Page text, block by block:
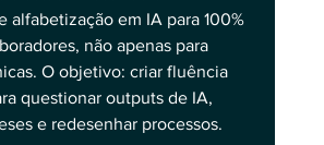
alfabetização em IA para 100%
não apenas para
O objetivo: criar fluência
questionar outputs de IA,
e redesenhar processos.